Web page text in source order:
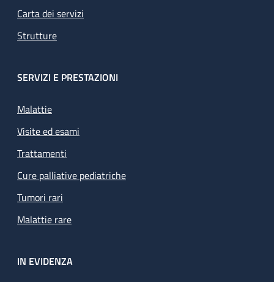
Carta dei servizi
Strutture
SERVIZI E PRESTAZIONI
Malattie
Visite ed esami
Trattamenti
Cure palliative pediatriche
Tumori rari
Malattie rare
IN EVIDENZA